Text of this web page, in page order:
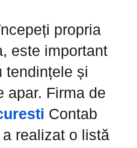
propria
este important
tendințele și
apar. Firma de
Contab
realizat o listă